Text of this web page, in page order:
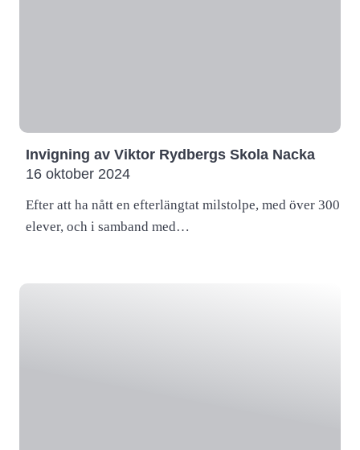
Invigning av Viktor Rydbergs Skola Nacka
16 oktober 2024
Efter att ha nått en efterlängtat milstolpe, med över 300
elever, och i samband med…